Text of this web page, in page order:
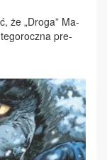
że „Dro­ga” Ma­
pre­